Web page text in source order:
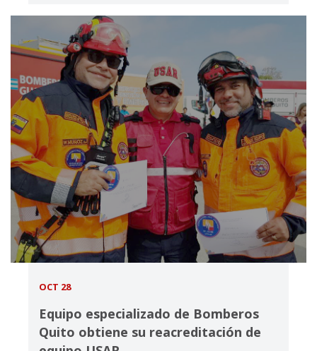
OCT 28
Equipo especializado de Bomberos
Quito obtiene su reacreditación de